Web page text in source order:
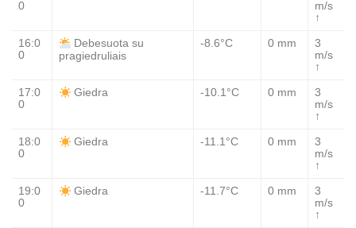
0
m/s
↑
16:0
0
Debesuota su
pragiedruliais
-8.6°C 0 mm
3
m/s
↑
17:0
0
Giedra -10.1°C 0 mm
3
m/s
↑
18:0
0
Giedra -11.1°C 0 mm
3
m/s
↑
19:0
0
Giedra -11.7°C 0 mm
3
m/s
↑